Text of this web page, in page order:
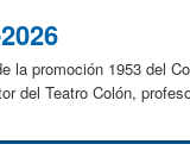
la promoción 1953 del
del Teatro Colón,